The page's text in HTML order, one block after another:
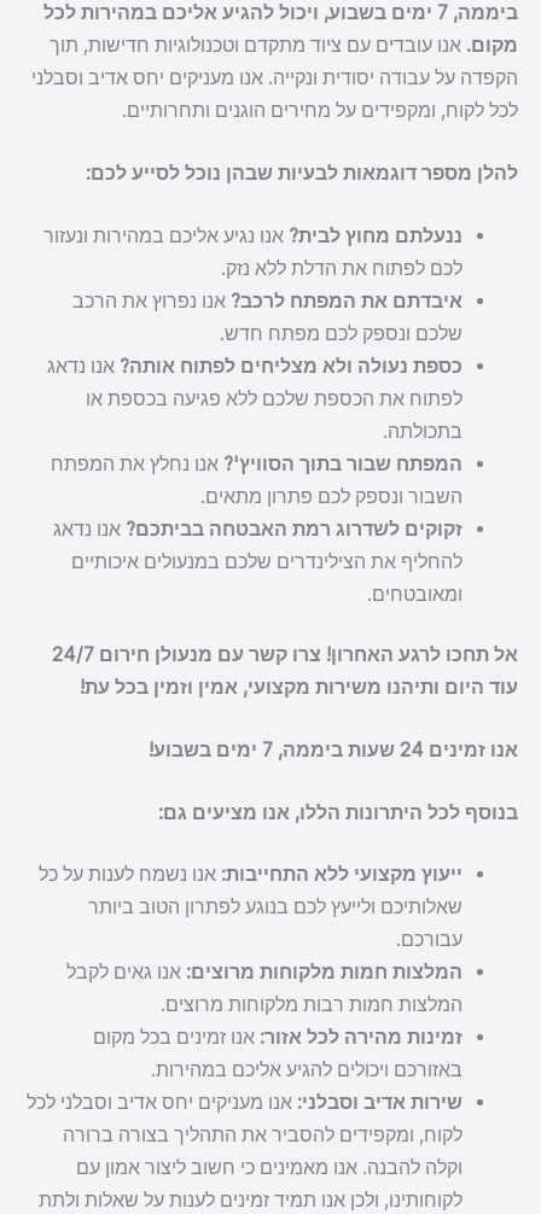
ביממה, 7 ימים בשבוע, ויכול להגיע אליכם במהירות לכל
מקום. אנו עובדים עם ציוד מתקדם וטכנולוגיות חדישות, תוך
הקפדה על עבודה יסודית ונקייה. אנו מעניקים יחס אדיב וסבלני
לכל לקוח, ומקפידים על מחירים הוגנים ותחרותיים.
להלן מספר דוגמאות לבעיות שבהן נוכל לסייע לכם:
ננעלתם מחוץ לבית? אנו נגיע אליכם במהירות ונעזור
לכם לפתוח את הדלת ללא נזק.
איבדתם את המפתח לרכב? אנו נפרוץ את הרכב
שלכם ונספק לכם מפתח חדש.
כספת נעולה ולא מצליחים לפתוח אותה? אנו נדאג
לפתוח את הכספת שלכם ללא פגיעה בכספת או
בתכולתה.
המפתח שבור בתוך הסוויץ'? אנו נחלץ את המפתח
השבור ונספק לכם פתרון מתאים.
זקוקים לשדרוג רמת האבטחה בביתכם? אנו נדאג
להחליף את הצילינדרים שלכם במנעולים איכותיים
ומאובטחים.
אל תחכו לרגע האחרון! צרו קשר עם מנעולן חירום 24/7
עוד היום ותיהנו משירות מקצועי, אמין וזמין בכל עת!
אנו זמינים 24 שעות ביממה, 7 ימים בשבוע!
בנוסף לכל היתרונות הללו, אנו מציעים גם:
ייעוץ מקצועי ללא התחייבות: אנו נשמח לענות על כל
שאלותיכם ולייעץ לכם בנוגע לפתרון הטוב ביותר
עבורכם.
המלצות חמות מלקוחות מרוצים: אנו גאים לקבל
המלצות חמות רבות מלקוחות מרוצים.
זמינות מהירה לכל אזור: אנו זמינים בכל מקום
באזורכם ויכולים להגיע אליכם במהירות.
שירות אדיב וסבלני: אנו מעניקים יחס אדיב וסבלני לכל
לקוח, ומקפידים להסביר את התהליך בצורה ברורה
וקלה להבנה. אנו מאמינים כי חשוב ליצור אמון עם
לקוחותינו, ולכן אנו תמיד זמינים לענות על שאלות ולתת